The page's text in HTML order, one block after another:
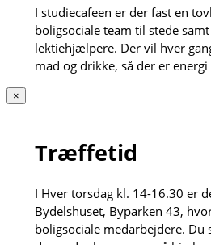
I studiecafeen er der fast en
boligsociale team til stede
lektiehjælpere. Der vil hver
mad og drikke, så der er
×
Træffetid
I Hver torsdag kl. 14-16.30 er
Bydelshuset, Byparken 43,
boligsociale medarbejdere. Du